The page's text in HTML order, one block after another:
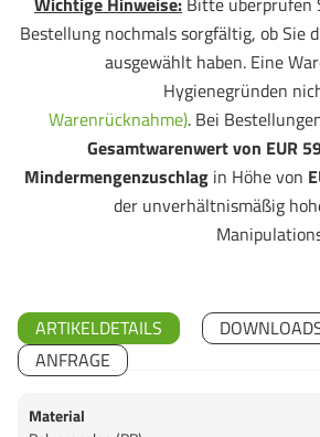
Bestellung nochmals sorgfältig, ob Sie
ausgewählt haben. Eine
Hygienegründen
Warenrücknahme). Bei
Gesamtwarenwert von EUR
Mindermengenzuschlag in Höhe von
der unverhältnismäßig
ARTIKELDETAILS
Material
ANFRAGE